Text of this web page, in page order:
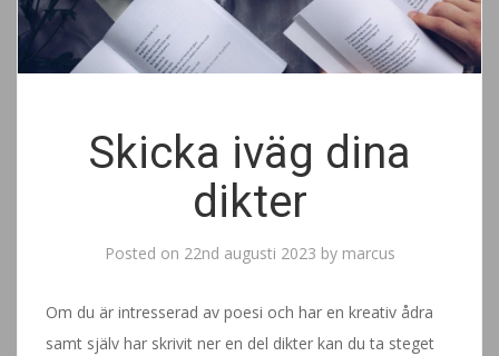
Skicka iväg dina
dikter
Posted on 22nd augusti 2023 by marcus
Om du är intresserad av poesi och har en kreativ ådra
samt själv har skrivit ner en del dikter kan du ta steget